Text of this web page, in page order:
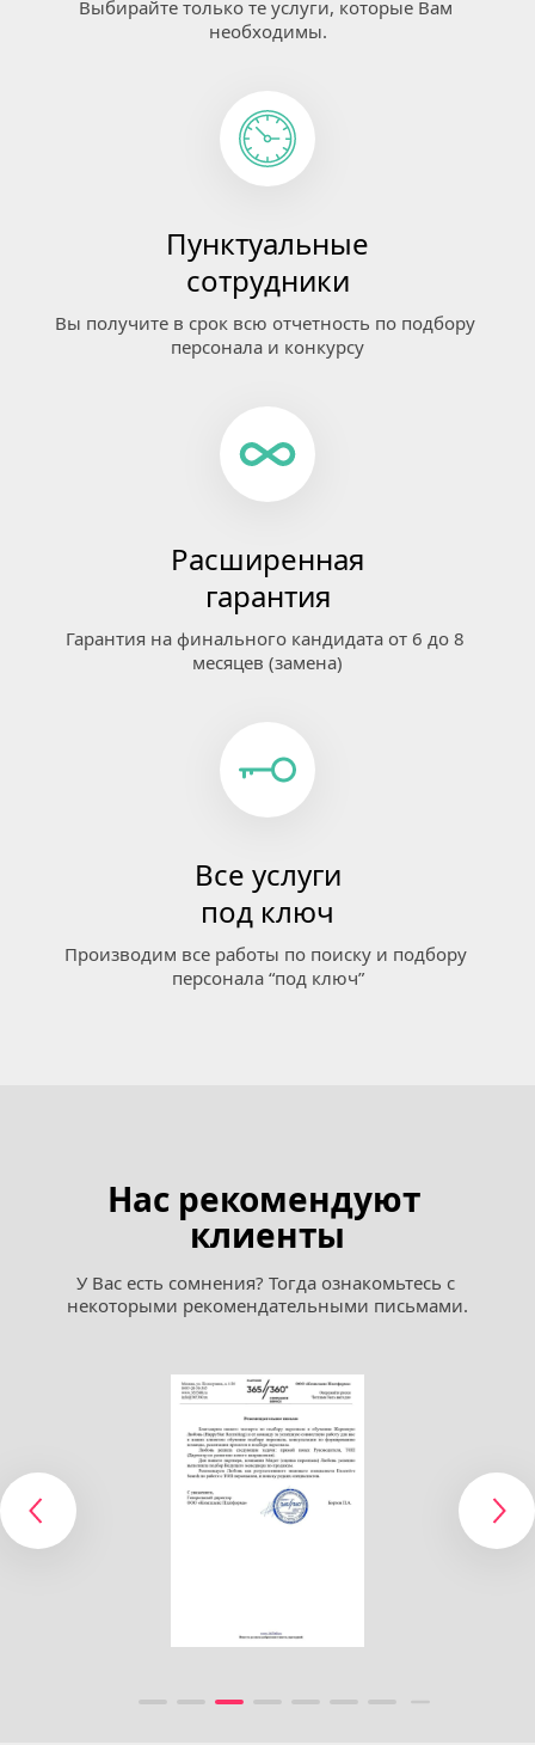
Выбирайте только те услуги, которые Вам
необходимы.
Пунктуальные
сотрудники
Вы получите в срок всю отчетность по подбору
персонала и конкурсу
Расширенная
гарантия
Гарантия на финального кандидата от 6 до 8
месяцев (замена)
Все услуги
под ключ
Производим все работы по поиску и подбору
персонала “под ключ”
Нас рекомендуют
клиенты
У Вас есть сомнения? Тогда ознакомьтесь с
некоторыми рекомендательными письмами.